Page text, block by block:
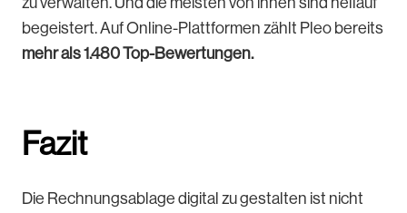
begeistert. Auf Online-Plattformen zählt Pleo bereits
mehr als 1.480 Top-Bewertungen.
Fazit
Die Rechnungsablage digital zu gestalten ist nicht